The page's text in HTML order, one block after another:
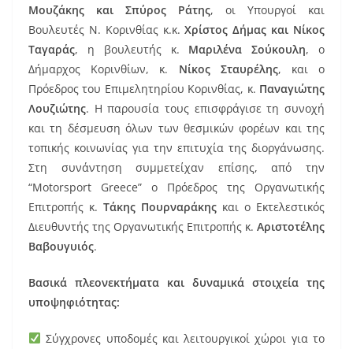
Μουζάκης και Σπύρος Ράτης, οι Υπουργοί και
Βουλευτές Ν. Κορινθίας κ.κ.Χρίστος Δήμας και Νίκος
Ταγαράς, η βουλευτής κ. Μαριλένα Σούκουλη, ο
Δήμαρχος Κορινθίων, κ. Νίκος Σταυρέλης, και ο
Πρόεδρος του Επιμελητηρίου Κορινθίας, κ. Παναγιώτης
Λουζιώτης. Η παρουσία τους επισφράγισε τη συνοχή
και τη δέσμευση όλων των θεσμικών φορέων και της
τοπικής κοινωνίας για την επιτυχία της διοργάνωσης.
Στη συνάντηση συμμετείχαν επίσης, από την
“Motorsport Greece” ο Πρόεδρος της Οργανωτικής
Επιτροπής κ. Τάκης Πουρναράκης και ο Εκτελεστικός
Διευθυντής της Οργανωτικής Επιτροπής κ. Αριστοτέλης
Βαβουγυιός.
Βασικά πλεονεκτήματα και δυναμικά στοιχεία της
υποψηφιότητας:
Σύγχρονες υποδομές και λειτουργικοί χώροι για το